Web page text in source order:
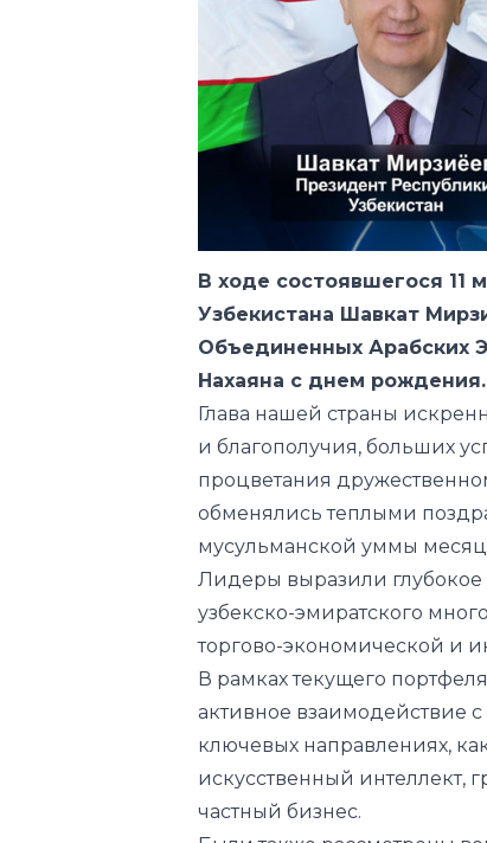
В ходе состоявшегося 11
Узбекистана Шавкат
Объединенных Арабских
Нахаяна с днем рождения.
Глава нашей страны
и благополучия, больших
процветания
обменялись теплыми
мусульманской уммы
Лидеры выразили
узбекско-эмиратского
торгово-экономической и
В рамках текущего
активное взаимодействие
ключевых направлениях,
искусственный интеллект,
частный бизнес.
Были также рассмотрены
«Центральная Азия – Совет
Самарканде.